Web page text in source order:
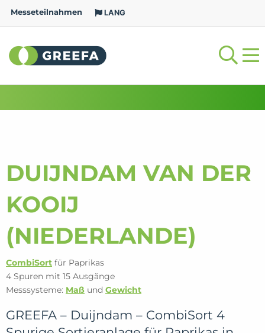
Messeteilnahmen LANG
DUIJNDAM VAN DER
KOOIJ
(NIEDERLANDE)
CombiSort für Paprikas
4 Spuren mit 15 Ausgänge
Messsysteme: Maß und Gewicht
GREEFA – Duijndam – CombiSort 4